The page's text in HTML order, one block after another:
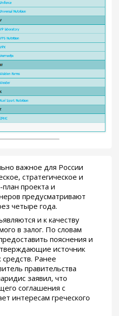
важное для России
стратегическое и
проекта и
предусматривают
четыре года.
и к качеству
в залог. По словам
пояснения и
источник
Ранее
правительства
заявил, что
соглашения с
интересам греческого